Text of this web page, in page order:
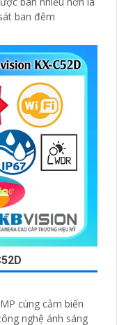
ban đêm
cùng cảm biến